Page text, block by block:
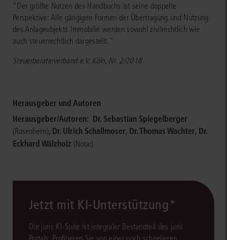
"Der größte Nutzen des Handbuchs ist seine doppelte
Perspektive: Alle gängigen Formen der Übertragung und Nutzung
des Anlageobjekts Immobilie werden sowohl zivilrechtlich wie
auch steuerrechtlich dargestellt."
Steuerberaterverband e.V. Köln, Nr. 2/2018
Herausgeber und Autoren
Herausgeber/Autoren: Dr. Sebastian Spiegelberger
(Rosenheim), Dr. Ulrich Schallmoser, Dr. Thomas Wachter, Dr.
Eckhard Wälzholz (Notar)
Jetzt mit KI-Unterstützung*
Die juris KI-Suite ist integraler Bestandteil des juris